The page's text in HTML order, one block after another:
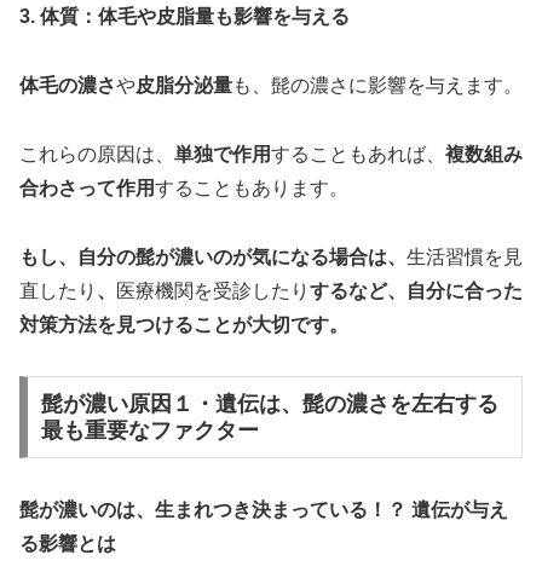
3. 体質：体毛や皮脂量も影響を与える
体毛の濃さや皮脂分泌量も、髭の濃さに影響を与えます。
これらの原因は、 単独で作用することもあれば、 複数組み
合わさって作用することもあります。
もし、自分の髭が濃いのが気になる場合は、 生活習慣を見
直したり 、 医療機関を受診したり するなど、自分に合った
対策方法を見つけることが大切です。
髭が濃い原因１・遺伝は、髭の濃さを左右する
最も重要なファクター
髭が濃いのは、生まれつき決まっている！？ 遺伝が与え
る影響とは